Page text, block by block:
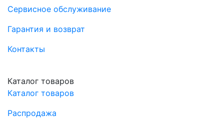
Сервисное обслуживание
Гарантия и возврат
Контакты
Каталог товаров
Каталог товаров
Распродажа